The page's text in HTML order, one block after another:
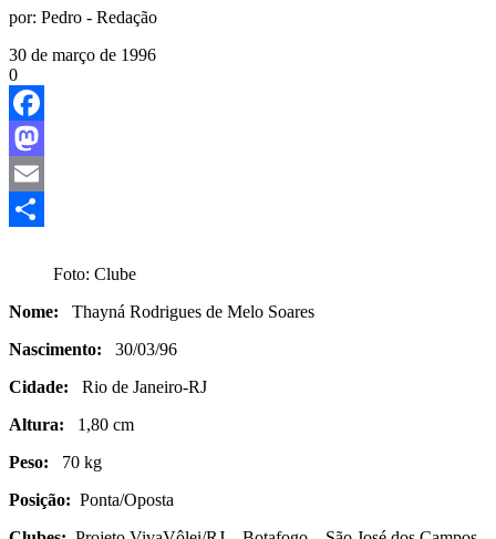
por: Pedro - Redação
30 de março de 1996
0
Facebook
Mastodon
Email
Foto: Clube
Nome: Thayná Rodrigues de Melo Soares
Nascimento: 30/03/96
Cidade: Rio de Janeiro-RJ
Altura: 1,80 cm
Peso: 70 kg
Posição: Ponta/Oposta